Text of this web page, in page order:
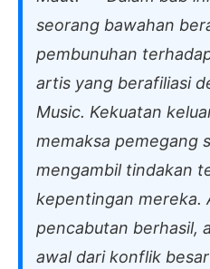
seorang bawahan
pembunuhan
artis yang berafiliasi
Music. Kekuatan
memaksa pemegang
mengambil tindakan
kepentingan mereka.
pencabutan berhasil,
awal dari konflik